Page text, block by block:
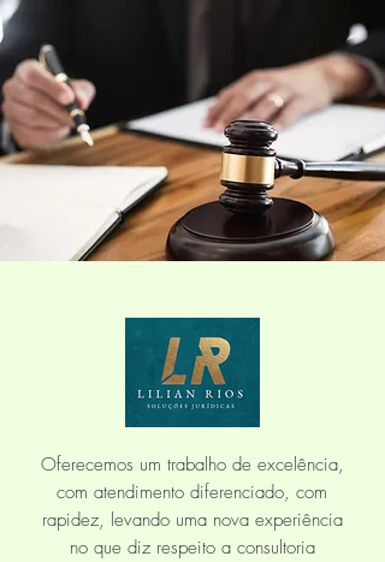
Oferecemos um trabalho de excelência,
com atendimento diferenciado, com
rapidez, levando uma nova experiência
no que diz respeito a consultoria